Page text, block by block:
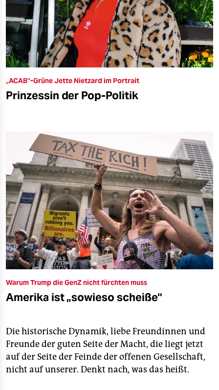
„ACAB“-Grüne Jette Nietzard im Portrait
Prinzessin der Pop-Politik
Warum Trump die GenZ nicht fürchten muss
Amerika ist „sowieso scheiße“
Die historische Dynamik, liebe Freundinnen und
Freunde der guten Seite der Macht, die liegt jetzt
auf der Seite der Feinde der offenen Gesellschaft,
nicht auf unserer. Denkt nach, was das heißt.